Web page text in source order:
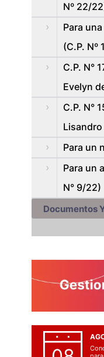
Nº 22/
Para
(C.P. Nº
C.P. N°
Evelyn
C.P. N°
Lisandro
Para un
Para un
N° 9/22)
Documentos